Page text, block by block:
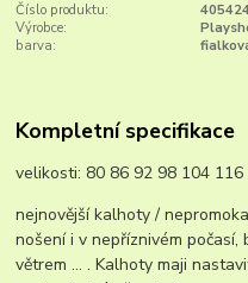
Číslo produktu:
Výrobce:
barva:
Kompletní specifikace
velikosti: 80 86 92 98 104
nejnovější kalhoty /
nošení i v nepříznivém
větrem ... . Kalhoty maji